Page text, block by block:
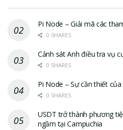
Pi Node – Giải mã các
0 SHARES
Cảnh sát Anh điều tra vụ
0 SHARES
Pi Node – Sự cần thiết
0 SHARES
USDT trở thành phương
ngầm tại Campuchia